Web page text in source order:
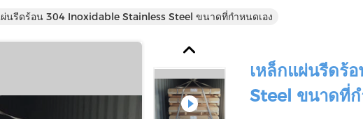
ผ่นรีดร้อน 304 Inoxidable Stainless Steel ขนาดที่กำหนดเอง
เหล็กแผ่นรีดร้
Steel ขนาดที่ก